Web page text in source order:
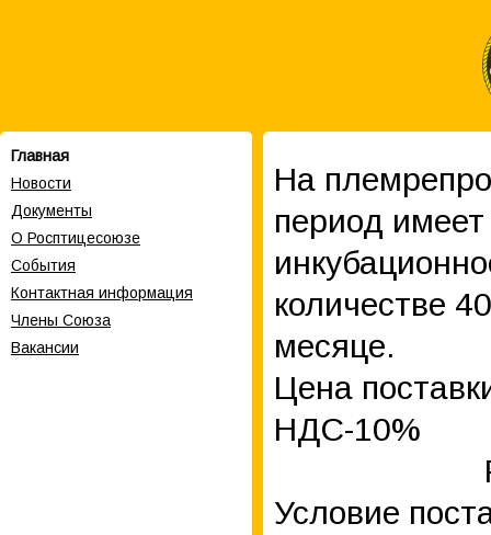
Главная
Новости
Документы
О Росптицесоюзе
События
Контактная информация
Члены Cоюза
Вакансии
На
период
количестве
месяце.
Цена
НДС-10%
РОСС-
Условие